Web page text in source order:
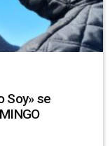
Soy» se